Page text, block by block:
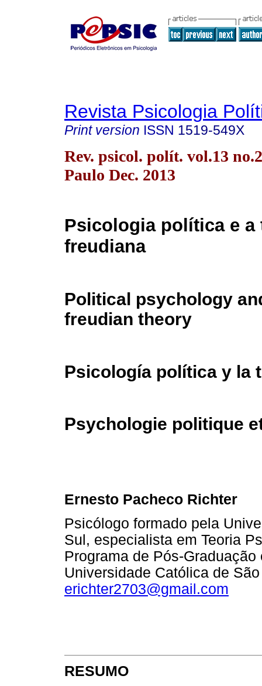
Revista Psicologia
Print version ISSN 1519-549X
Rev. psicol. polít. vol.13
Paulo Dec. 2013
Psicologia política e a
freudiana
Political psychology
freudian theory
Psicología política y la
Psychologie politique
Ernesto Pacheco Richter
Psicólogo formado pela
Sul, especialista em Teoria
Programa de Pós-
Universidade Católica de
erichter2703@gmail.com
RESUMO